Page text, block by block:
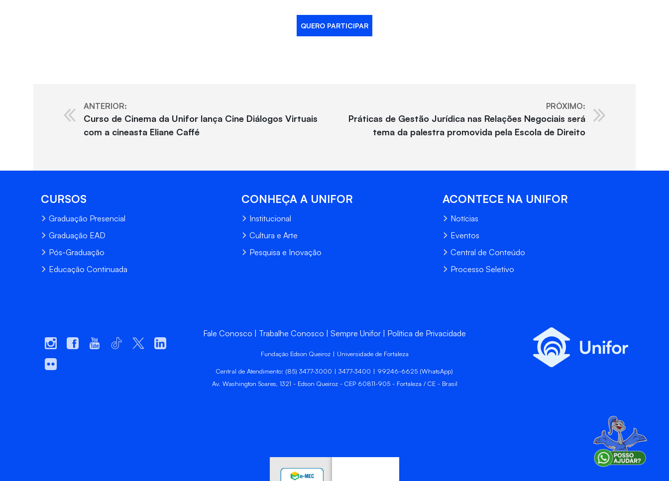
QUERO PARTICIPAR
ANTERIOR:
Curso de Cinema da Unifor lança Cine Diálogos Virtuais
com a cineasta Eliane Caffé
PRÓXIMO:
Práticas de Gestão Jurídica nas Relações Negociais será
tema da palestra promovida pela Escola de Direito
CURSOS
Graduação Presencial
Graduação EAD
Pós-Graduação
Educação Continuada
CONHEÇA A UNIFOR
Institucional
Cultura e Arte
Pesquisa e Inovação
ACONTECE NA UNIFOR
Notícias
Eventos
Central de Conteúdo
Processo Seletivo
Fale Conosco Trabalhe Conosco Sempre Unifor Política de Privacidade
Fundação Edson Queiroz | Universidade de Fortaleza
Central de Atendimento: (85) 3477-3000 | 3477-3400 | 99246-6625 (WhatsApp)
Av. Washington Soares, 1321 - Edson Queiroz - CEP 60811-905 - Fortaleza / CE - Brasil